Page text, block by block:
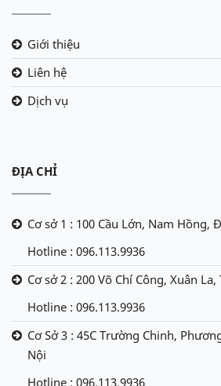
Giới thiệu
Liên hệ
Dịch vụ
ĐỊA CHỈ
Cơ sở 1 : 100 Cầu Lớn, Nam Hồng,
Hotline : 096.113.9936
Cơ sở 2 : 200 Võ Chí Công, Xuân
Hotline : 096.113.9936
Cơ Sở 3 : 45C Trường Chinh,
Nội
Hotline : 096.113.9936